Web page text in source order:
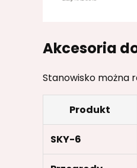
Akcesoria
Stanowisko można
Produkt
SKY-6